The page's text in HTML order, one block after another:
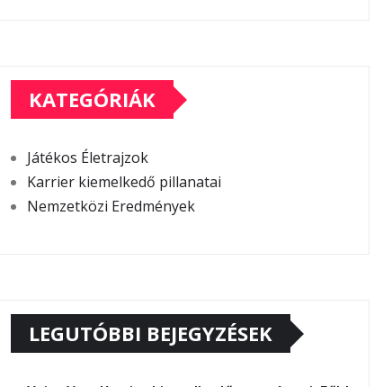
KATEGÓRIÁK
Játékos Életrajzok
Karrier kiemelkedő pillanatai
Nemzetközi Eredmények
LEGUTÓBBI BEJEGYZÉSEK